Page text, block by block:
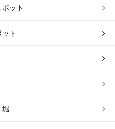
ット
ト
堀